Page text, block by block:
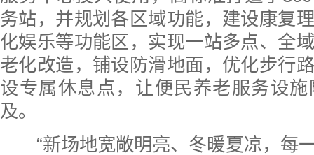
务站，并规划各区域功能，建设康复
化娱乐等功能区，实现一站多点、全
老化改造，铺设防滑地面，优化步行
设专属休息点，让便民养老服务设
及。
“新场地宽敞明亮、冬暖夏凉，每